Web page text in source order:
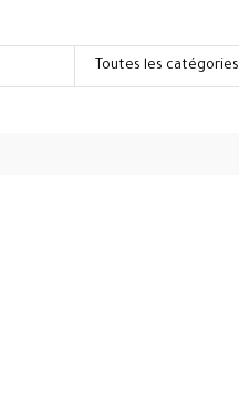
Toutes les catégories